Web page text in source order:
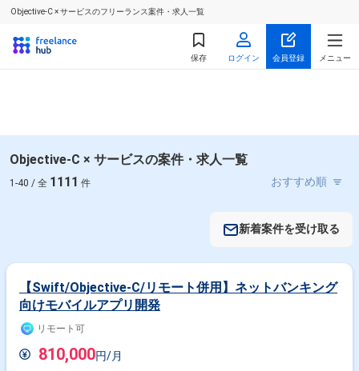
Objective-C × サービスのフリーランス案件・求人一覧
保存 ログイン 会員登録 メニュー
Objective-C × サービスの案件・求人一覧
1-40 / 全 1111 件
新着案件を受け取る
【Swift/Objective-C/リモート併用】ネットバンキング
向けモバイルアプリ開発
リモート可
810,000円/月